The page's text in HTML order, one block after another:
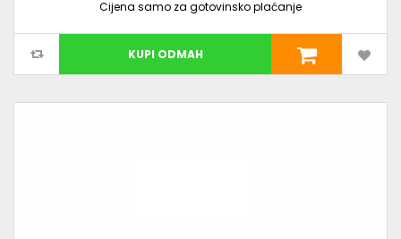
Cijena samo za gotovinsko plaćanje
KUPI ODMAH